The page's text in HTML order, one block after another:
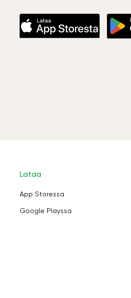
Lataa
App Storessa
Google Playssa